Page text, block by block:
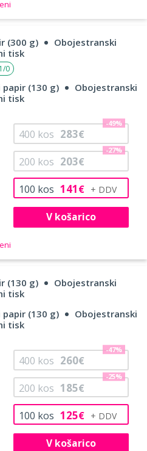
(300 g)
Obojestranski
tisk
0
(130 g)
Obojestranski
tisk
100 kos 141€
200 kos 203€
-27%
400 kos 283€
-49%
V košarico
(130 g)
Obojestranski
tisk
(130 g)
Obojestranski
tisk
100 kos 125€
200 kos 185€
-25%
400 kos 260€
-47%
V košarico